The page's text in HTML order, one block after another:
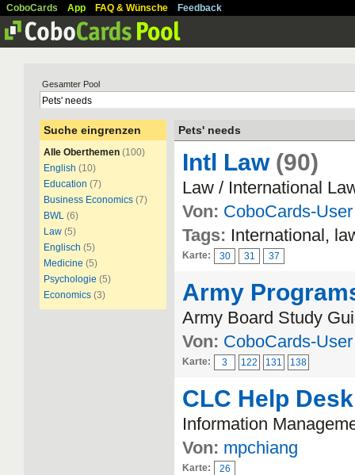
CoboCards App FAQ & Wünsche Feedback
Gesamter Pool
Suche eingrenzen
Alle Oberthemen (100)
English (10)
Education (7)
Business Economics (7)
BWL (6)
Law (5)
Englisch (5)
Medicine (5)
Psychologie (5)
Economics (3)
Pets' needs
Intl Law (90)
Law / International
Von: CoboCards-User
Tags: International,
Karte: 30 31 37
Army
Army Board Study
Von: CoboCards-User
Karte: 3 122 131 138
CLC Help
Information
Von: mpchiang
Karte: 26